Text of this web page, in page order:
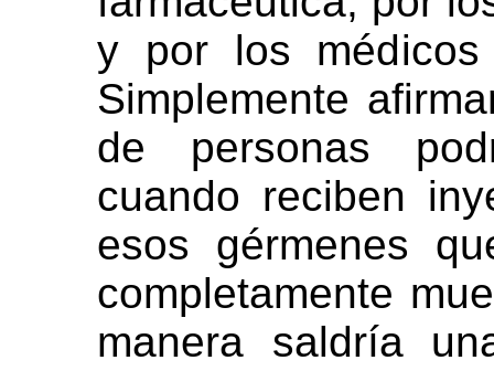
y por los médicos
Simplemente
de personas
cuando reciben
esos gérmenes
completamente
manera saldría